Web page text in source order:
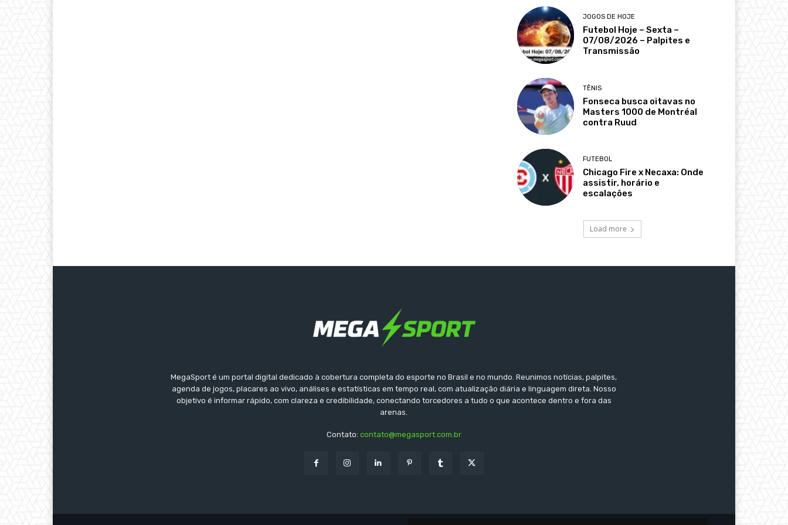
JOGOS DE HOJE
Futebol Hoje – Sexta –
07/08/2026 – Palpites e
Transmissão
TÊNIS
Fonseca busca oitavas no
Masters 1000 de Montréal
contra Ruud
FUTEBOL
Chicago Fire x Necaxa: Onde
assistir, horário e
escalações
Load more
MegaSport é um portal digital dedicado à cobertura completa do esporte no Brasil e no mundo. Reunimos notícias, palpites,
agenda de jogos, placares ao vivo, análises e estatísticas em tempo real, com atualização diária e linguagem direta. Nosso
objetivo é informar rápido, com clareza e credibilidade, conectando torcedores a tudo o que acontece dentro e fora das
arenas.
Contato: contato@megasport.com.br